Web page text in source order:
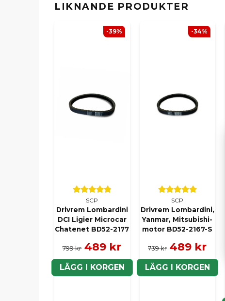
LIKNANDE PRODUKTER
SCP
Drivrem Lombardini
DCI Ligier Microcar
Chatenet BD52-2177
799 kr 489 kr
LÄGG I KORGEN
-39%
SCP
Drivrem Lombardini,
Yanmar, Mitsubishi-
motor BD52-2167-S
739 kr 489 kr
LÄGG I KORGEN
-34%